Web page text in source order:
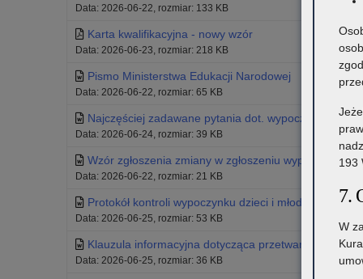
Data: 2026-06-22, rozmiar: 133 KB
Karta kwalifikacyjna - nowy wzór
Data: 2026-06-23, rozmiar: 218 KB
Pismo Ministerstwa Edukacji Narodowej
Data: 2026-06-22, rozmiar: 65 KB
Najczęściej zadawane pytania dot. wypoczynku
Data: 2026-06-24, rozmiar: 39 KB
Wzór zgłoszenia zmiany w zgłoszeniu wypoczynku
Data: 2026-06-22, rozmiar: 21 KB
Protokół kontroli wypoczynku dzieci i młodzieży - zał.
Data: 2026-06-25, rozmiar: 53 KB
Klauzula informacyjna dotycząca przetwarzania
Data: 2026-06-25, rozmiar: 36 KB
193
7.
W